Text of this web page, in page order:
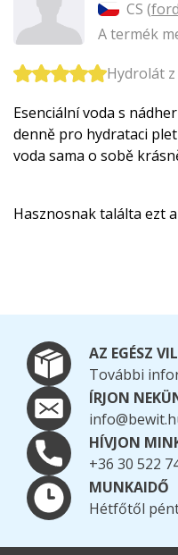
CS (
A termék
Hydrolát
Esenciální voda s
denně pro hydrataci
voda sama o sobě
Hasznosnak találta ezt
AZ EGÉSZ
További
ÍRJON
HÍVJON
+36 30 522
MUNKAIDŐ
Hétfőtől